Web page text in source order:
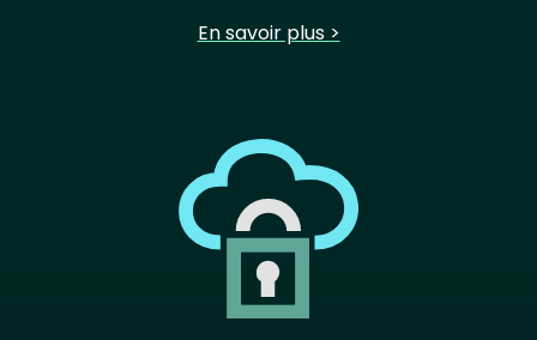
En savoir plus >